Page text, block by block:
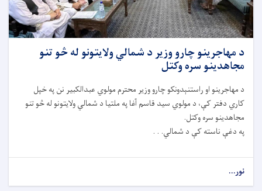
د مهاجرینو چارو وزیر د شمالي ولایتونو له څو تنو
مجاهدینو سره وکتل
د مهاجرینو او راستنېدونکو چارو وزیر محترم مولوي عبدالکبیر نن په خپل
کاري دفتر کې، د مولوي سید قاسم آغا په ملتیا د شمالي ولایتونو له څو تنو
مجاهدینو سره وکتل.
په دغې ناسته کې د شمالي. . .
نور...